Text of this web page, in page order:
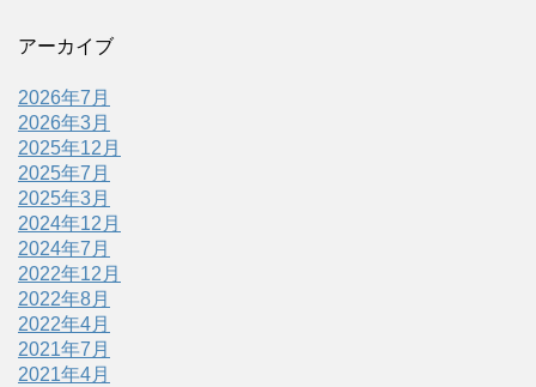
アーカイブ
2026年7月
2026年3月
2025年12月
2025年7月
2025年3月
2024年12月
2024年7月
2022年12月
2022年8月
2022年4月
2021年7月
2021年4月